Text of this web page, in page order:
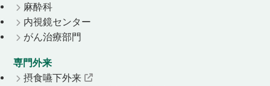
麻酔科
内視鏡センター
がん治療部門
専門外来
摂食嚥下外来